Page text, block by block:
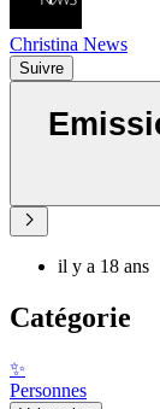
Christina News
Suivre
il y a 18 ans
Catégorie
✨
Personnes